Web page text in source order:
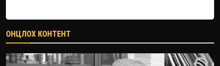
ОНЦЛОХ КОНТЕНТ